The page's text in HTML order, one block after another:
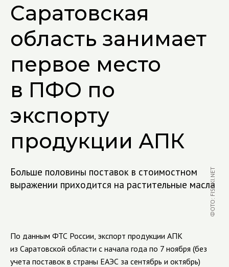
Саратовская
область занимает
первое место
в ПФО по
экспорту
продукции АПК
Больше половины поставок в стоимостном
выражении приходится на растительные масла
ФОТО: FISHKI.NET
По данным ФТС России, экспорт продукции АПК
из Саратовской области с начала года по 7 ноября (без
учета поставок в страны ЕАЭС за сентябрь и октябрь)